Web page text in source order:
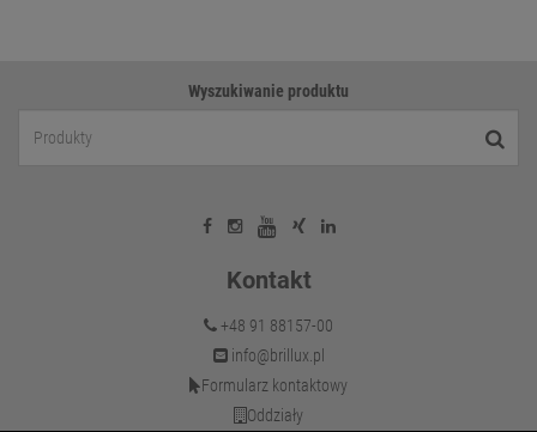
Wyszukiwanie produktu
Kontakt
+48 91 88157-00
info@brillux.pl
Formularz kontaktowy
Oddziały